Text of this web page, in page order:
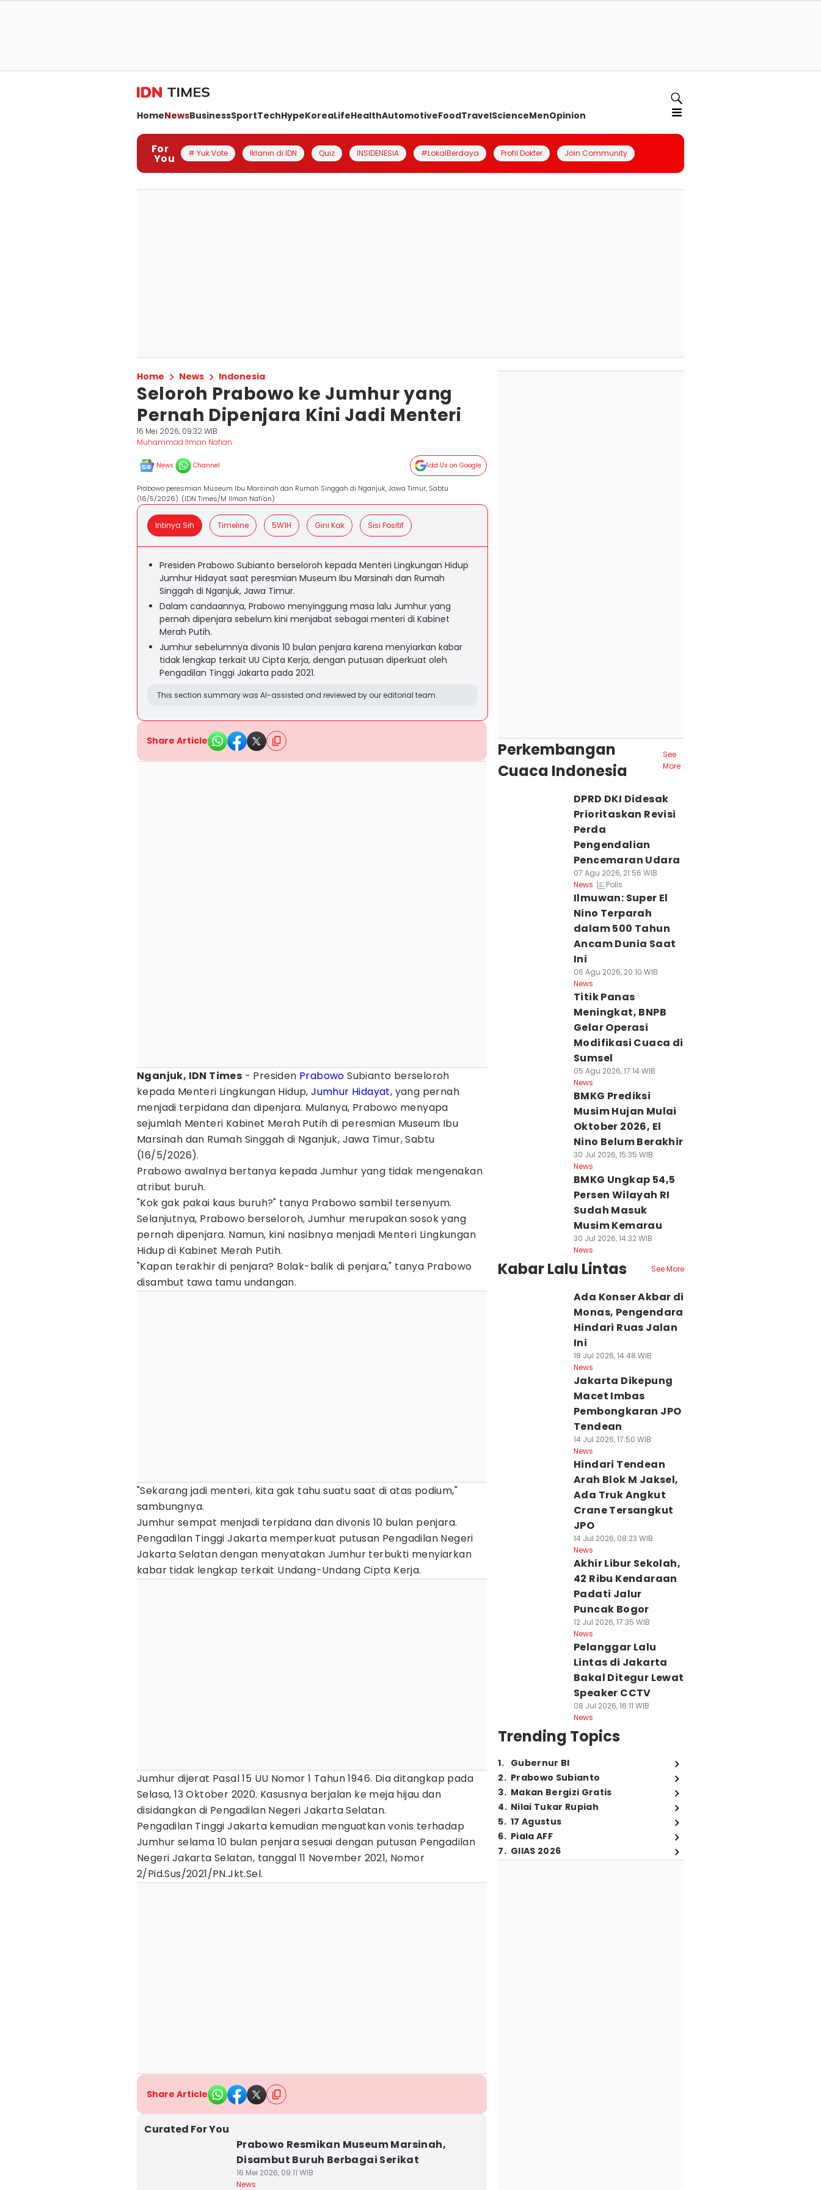
HomeNewsBusinessSportTechHypeKoreaLifeHealthAutomotiveFoodTravelScienceMenOpinion
For
You # Yuk Vote Iklanin di IDN Quiz INSIDENESIA #LokalBerdaya Profil Dokter Join Community
Home News Indonesia
Seloroh Prabowo ke Jumhur yang
Pernah Dipenjara Kini Jadi Menteri
16 Mei 2026, 09:32 WIB
Muhammad Ilman Nafian
News Channel Add Us on Google
Prabowo peresmian Museum Ibu Marsinah dan Rumah Singgah di Nganjuk, Jawa Timur, Sabtu
(16/5/2026). (IDN Times/M Ilman Nafi'an)
Intinya Sih Timeline 5W1H Gini Kak Sisi Positif
Presiden Prabowo Subianto berseloroh kepada Menteri Lingkungan Hidup
Jumhur Hidayat saat peresmian Museum Ibu Marsinah dan Rumah
Singgah di Nganjuk, Jawa Timur.
Dalam candaannya, Prabowo menyinggung masa lalu Jumhur yang
pernah dipenjara sebelum kini menjabat sebagai menteri di Kabinet
Merah Putih.
Jumhur sebelumnya divonis 10 bulan penjara karena menyiarkan kabar
tidak lengkap terkait UU Cipta Kerja, dengan putusan diperkuat oleh
Pengadilan Tinggi Jakarta pada 2021.
This section summary was AI-assisted and reviewed by our editorial team.
Share Article
Nganjuk, IDN Times - Presiden Prabowo Subianto berseloroh
kepada Menteri Lingkungan Hidup,Jumhur Hidayat, yang pernah
menjadi terpidana dan dipenjara. Mulanya, Prabowo menyapa
sejumlah Menteri Kabinet Merah Putih di peresmian Museum Ibu
Marsinah dan Rumah Singgah di Nganjuk, Jawa Timur, Sabtu
(16/5/2026).
Prabowo awalnya bertanya kepada Jumhur yang tidak mengenakan
atribut buruh.
"Kok gak pakai kaus buruh?" tanya Prabowo sambil tersenyum.
Selanjutnya, Prabowo berseloroh, Jumhur merupakan sosok yang
pernah dipenjara. Namun, kini nasibnya menjadi Menteri Lingkungan
Hidup di Kabinet Merah Putih.
"Kapan terakhir di penjara? Bolak-balik di penjara," tanya Prabowo
disambut tawa tamu undangan.
"Sekarang jadi menteri, kita gak tahu suatu saat di atas podium,"
sambungnya.
Jumhur sempat menjadi terpidana dan divonis 10 bulan penjara.
Pengadilan Tinggi Jakarta memperkuat putusan Pengadilan Negeri
Jakarta Selatan dengan menyatakan Jumhur terbukti menyiarkan
kabar tidak lengkap terkait Undang-Undang Cipta Kerja.
Jumhur dijerat Pasal 15 UU Nomor 1 Tahun 1946. Dia ditangkap pada
Selasa, 13 Oktober 2020. Kasusnya berjalan ke meja hijau dan
disidangkan di Pengadilan Negeri Jakarta Selatan.
Pengadilan Tinggi Jakarta kemudian menguatkan vonis terhadap
Jumhur selama 10 bulan penjara sesuai dengan putusan Pengadilan
Negeri Jakarta Selatan, tanggal 11 November 2021, Nomor
2/Pid.Sus/2021/PN.Jkt.Sel.
Share Article
Curated For You
Prabowo Resmikan Museum Marsinah,
Disambut Buruh Berbagai Serikat
16 Mei 2026, 09:11 WIB
News
Perkembangan
Cuaca Indonesia
See
More
DPRD DKI Didesak
Prioritaskan Revisi
Perda
Pengendalian
Pencemaran Udara
07 Agu 2026, 21:56 WIB
News
Polls
Ilmuwan: Super El
Nino Terparah
dalam 500 Tahun
Ancam Dunia Saat
Ini
06 Agu 2026, 20:10 WIB
News
Titik Panas
Meningkat, BNPB
Gelar Operasi
Modifikasi Cuaca di
Sumsel
05 Agu 2026, 17:14 WIB
News
BMKG Prediksi
Musim Hujan Mulai
Oktober 2026, El
Nino Belum Berakhir
30 Jul 2026, 15:35 WIB
News
BMKG Ungkap 54,5
Persen Wilayah RI
Sudah Masuk
Musim Kemarau
30 Jul 2026, 14:32 WIB
News
Kabar Lalu Lintas See More
Ada Konser Akbar di
Monas, Pengendara
Hindari Ruas Jalan
Ini
18 Jul 2026, 14:48 WIB
News
Jakarta Dikepung
Macet Imbas
Pembongkaran JPO
Tendean
14 Jul 2026, 17:50 WIB
News
Hindari Tendean
Arah Blok M Jaksel,
Ada Truk Angkut
Crane Tersangkut
JPO
14 Jul 2026, 08:23 WIB
News
Akhir Libur Sekolah,
42 Ribu Kendaraan
Padati Jalur
Puncak Bogor
12 Jul 2026, 17:35 WIB
News
Pelanggar Lalu
Lintas di Jakarta
Bakal Ditegur Lewat
Speaker CCTV
08 Jul 2026, 16:11 WIB
News
Trending Topics
1. Gubernur BI
2. Prabowo Subianto
3. Makan Bergizi Gratis
4. Nilai Tukar Rupiah
5. 17 Agustus
6. Piala AFF
7. GIIAS 2026